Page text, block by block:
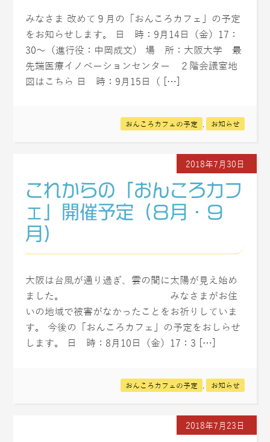
みなさま 改めて９月の「おんころカフェ」の予定
をお知らせします。 日 時：9月14日（金）17：
30～（進行役：中岡成文） 場 所：大阪大学 最
先端医療イノベーションセンター ２階会議室地
図はこちら 日 時：9月15日（ […]
おんころカフェの予定 お知らせ
2018年7月30日
これからの「おんころカフ
ェ」開催予定（８月・９
月）
大阪は台風が通り過ぎ、雲の間に太陽が見え始め
ました。 みなさまがお住
いの地域で被害がなかったことをお祈りしていま
す。 今後の「おんころカフェ」の予定をおしらせ
します。 日 時：8月10日（金）17：3 […]
おんころカフェの予定 お知らせ
2018年7月23日